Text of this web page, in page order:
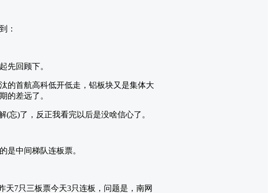
：
先回顾下。
的首航高科低开低走，铝板块又是集体大
的差远了。
(忘)了，反正我看完以后是没啥信心了。
是中间梯队连板票。
天7只三板票今天3只连板，问题是，南网